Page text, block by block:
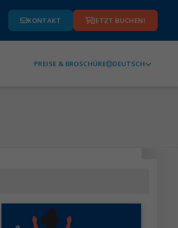
KONTAKT JETZT BUCHEN!
PREISE & BROSCHÜRE DEUTSCH